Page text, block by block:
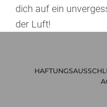
dich auf ein
der Luft!